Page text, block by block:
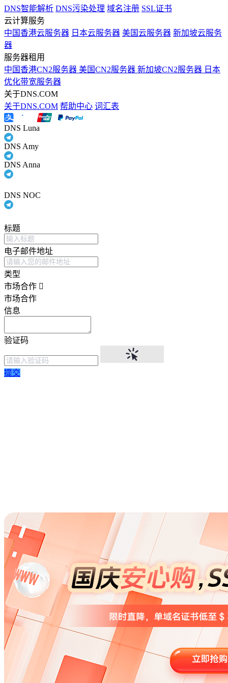
DNS智能解析 DNS污染处理 域名注册 SSL证书
云计算服务
中国香港云服务器 日本云服务器 美国云服务器 新加坡云服务
器
服务器租用
中国香港CN2服务器 美国CN2服务器 新加坡CN2服务器 日本
优化带宽服务器
关于DNS.COM
关于DNS.COM 帮助中心 词汇表
DNS Luna
DNS Amy
DNS Anna
DNS NOC
标题
电子邮件地址
类型
市场合作
市场合作
信息
验证码
提交